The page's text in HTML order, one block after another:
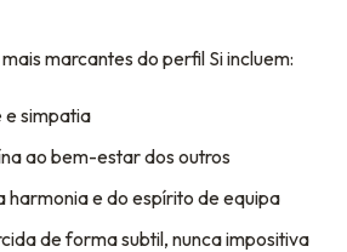
marcantes do perfil Si incluem:
e simpatia
ao bem-estar dos outros
harmonia e do espírito de equipa
de forma subtil, nunca impositiva